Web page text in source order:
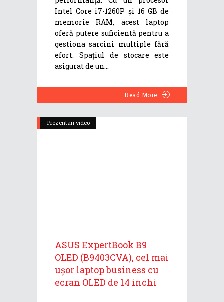
Intel Core i7-1260P și 16 GB de
memorie RAM, acest laptop
oferă putere suficientă pentru a
gestiona sarcini multiple fără
efort. Spațiul de stocare este
asigurat de un
Read More
Prezentari video
ASUS ExpertBook B9
OLED (B9403CVA), cel mai
ușor laptop business cu
ecran OLED de 14 inchi